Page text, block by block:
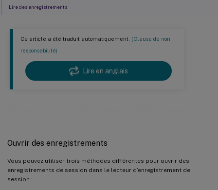
Ce article a été traduit automatiquement. (Clause de non
responsabilité)
Lire en anglais
Ouvrir des enregistrements
Vous pouvez utiliser trois méthodes différentes pour ouvrir des
enregistrements de session dans le lecteur d’enregistrement de
session :
Lire des enregistrements
Utiliser le curseur de recherche
Afficher les périodes d’inactivité des sessions enregistrées